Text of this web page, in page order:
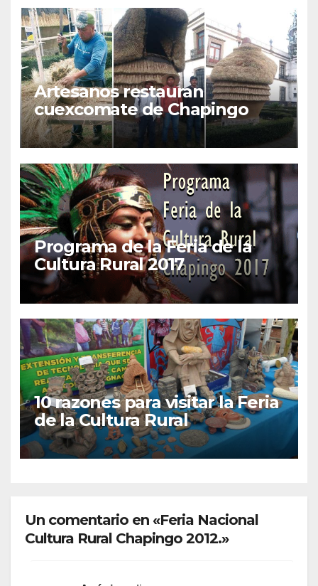
Artesanos restauran
cuexcomate de Chapingo
Programa de la Feria de la
Cultura Rural 2017
10 razones para visitar la Feria
de la Cultura Rural
Un comentario en «Feria Nacional
Cultura Rural Chapingo 2012.»